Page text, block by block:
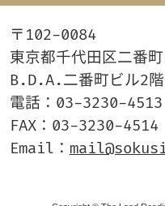
〒102-0084
東京都千代田区二番
B.D.A.二番町ビル2階
電話：03-3230-4513
FAX：03-3230-4514
Email：